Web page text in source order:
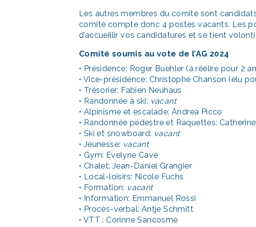
Les autres membres du comité sont
comité compte donc 4 postes vacants. Les
d’accueillir vos candidatures et se tient
Comité soumis au vote de l’AG 2024
• Présidence: Roger Buehler (à réélire pour 2
• Vice-présidence: Christophe Chanson (élu
• Trésorier: Fabien Neuhaus
• Randonnée à ski: vacant
• Alpinisme et escalade: Andrea Picco
• Randonnée pédestre et Raquettes:
• Ski et snowboard: vacant
• Jeunesse: vacant
• Gym: Evelyne Cave
• Chalet: Jean-Daniel Grangier
• Local-loisirs: Nicole Fuchs
• Formation: vacant
• Information: Emmanuel Rossi
• Procès-verbal: Antje Schmitt
• VTT : Corinne Sancosme